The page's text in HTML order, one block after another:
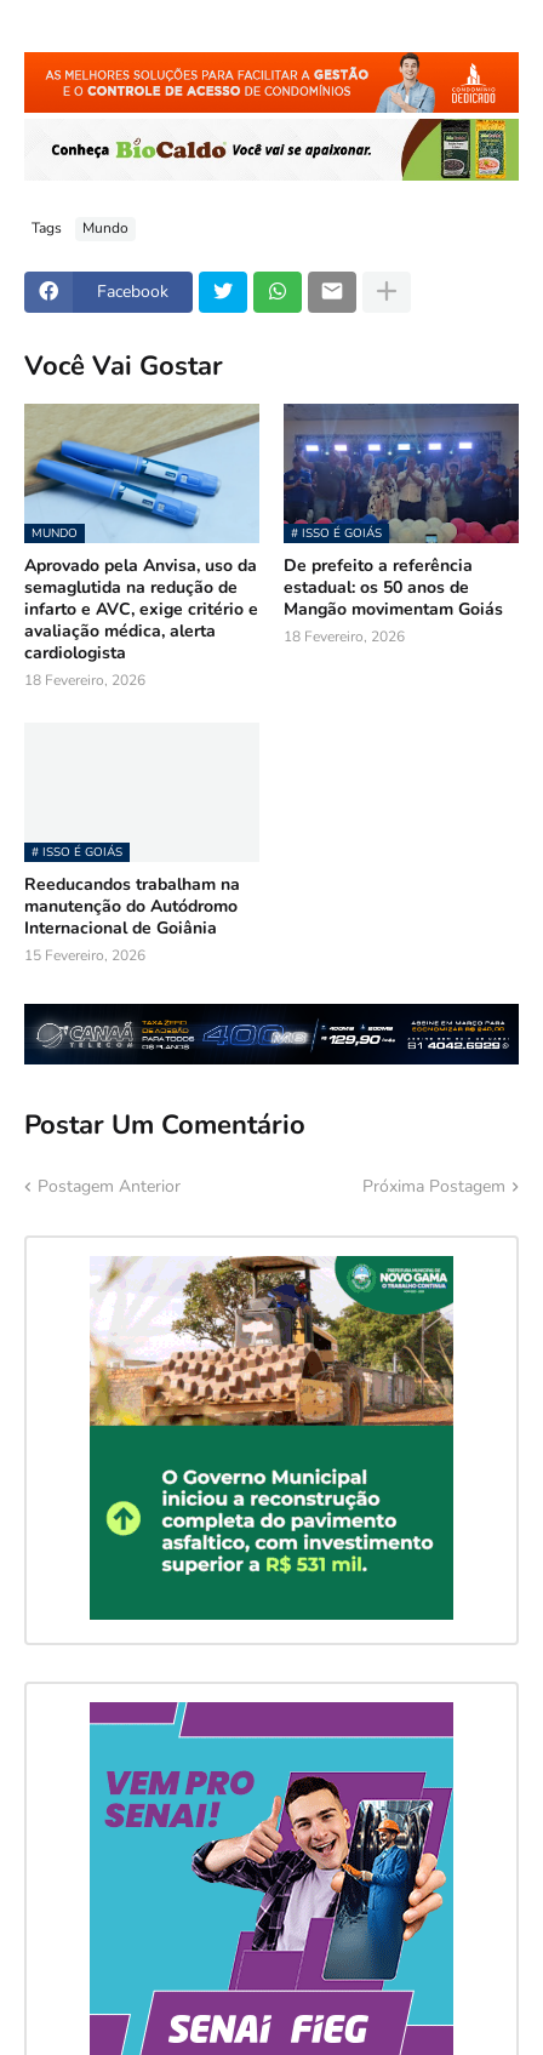
Tags Mundo
Facebook
Você Vai Gostar
MUNDO
Aprovado pela Anvisa, uso da
semaglutida na redução de
infarto e AVC, exige critério e
avaliação médica, alerta
cardiologista
18 Fevereiro, 2026
# ISSO É GOIÁS
De prefeito a referência
estadual: os 50 anos de
Mangão movimentam Goiás
18 Fevereiro, 2026
# ISSO É GOIÁS
Reeducandos trabalham na
manutenção do Autódromo
Internacional de Goiânia
15 Fevereiro, 2026
Postar Um Comentário
Postagem Anterior Próxima Postagem